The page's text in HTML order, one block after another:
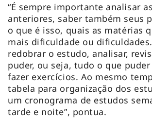
“É sempre importante analisar
anteriores, saber também seus
o que é isso, quais as matérias
mais dificuldade ou
redobrar o estudo, analisar,
puder, ou seja, tudo o que
fazer exercícios. Ao mesmo
tabela para organização dos
um cronograma de estudos
tarde e noite”, pontua.